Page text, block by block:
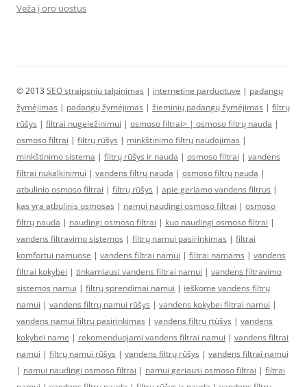
Veža į oro uostus
© 2013 SEO straipsniu talpinimas | internetine parduotuve | padangų
žymėjimas | padangų žymėjimas | žieminių padangų žymėjimas | filtrų
rūšys | filtrai nugeležinimui | osmoso filtrai> | osmoso filtrų nauda |
osmoso filtrai | filtrų rūšys | minkštinimo filtrų naudojimas |
minkštinimo sistema | filtrų rūšys ir nauda | osmoso filtrai | vandens
filtrai nukalkinimui | vandens filtrų nauda | osmoso filtrų nauda |
atbulinio osmoso filtrai | filtrų rūšys | apie geriamo vandens filtrus |
kas yra atbulinis osmosas | namui naudingi osmoso filtrai | osmoso
filtrų nauda | naudingi osmoso filtrai | kuo naudingi osmoso filtrai |
vandens filtravimo sistemos | filtrų namui pasirinkimas | filtrai
komfortui namuose | vandens filtrai namui | filtrai namams | vandens
filtrai kokybei | tinkamiausi vandens filtrai namui | vandens filtravimo
sistemos namui | filtrų sprendimai namui | ieškome vandens filtrų
namui | vandens filtrų namui rūšys | vandens kokybei filtrai namui |
vandens namui filtrų pasirinkimas | vandens filtrų rtūšys | vandens
kokybei name | rekomenduojami vandens filtrai namui | vandens filtrai
namui | filtrų namui rūšys | vandens filtrų rūšys | vandens filtrai namui
| namui naudingi osmoso filtrai | namui geriausi osmoso filtrai | filtrai